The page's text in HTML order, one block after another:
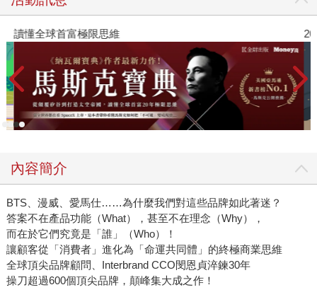
讀懂全球首富極限思維
內容簡介
BTS、漫威、愛馬仕……為什麼我們對這些品牌如此著迷？
答案不在產品功能（What），甚至不在理念（Why），
而在於它們究竟是「誰」（Who）！
讓顧客從「消費者」進化為「命運共同體」的終極商業思維
全球頂尖品牌顧問、Interbrand CCO閔恩貞淬鍊30年
操刀超過600個頂尖品牌，顛峰集大成之作！